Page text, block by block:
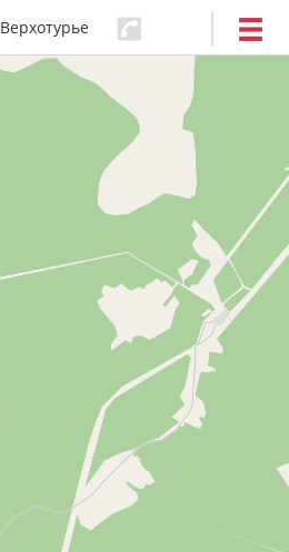
Верхотурье